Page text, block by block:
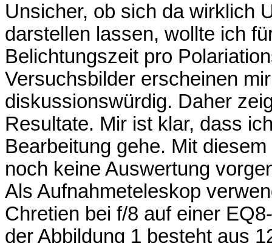
Unsicher, ob sich da wirklich
darstellen lassen, wollte ich
Belichtungszeit pro
Versuchsbilder erscheinen
diskussionswürdig. Daher
Resultate. Mir ist klar, dass
Bearbeitung gehe. Mit
noch keine Auswertung
Als Aufnahmeteleskop
Chretien bei f/8 auf einer
der Abbildung 1 besteht aus